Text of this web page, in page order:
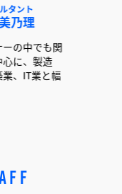
認証パートナーの中
西エリアを中心に、
業、土木建築業、IT